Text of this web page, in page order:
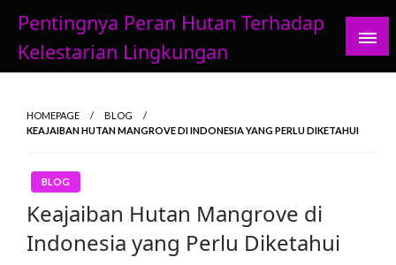
content
Pentingnya Peran Hutan Terhadap
Kelestarian Lingkungan
HOMEPAGE
BLOG
KEAJAIBAN HUTAN MANGROVE DI INDONESIA YANG PERLU DIKETAHUI
BLOG
Keajaiban Hutan Mangrove di
Indonesia yang Perlu Diketahui